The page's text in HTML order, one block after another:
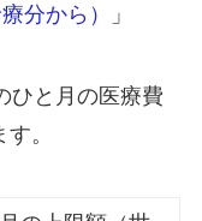
分から）
」
ひと月の医療費
。